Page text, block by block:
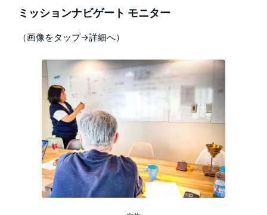
ミッションナビゲート モニター
（画像をタップ→詳細へ）